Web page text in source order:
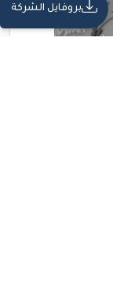
بروفايل الشركة